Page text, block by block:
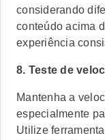
considerando
conteúdo acima
experiência
8. Teste de
Mantenha a
especialmente
Utilize